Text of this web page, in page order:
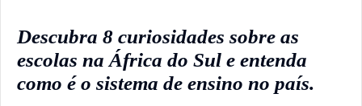
Descubra 8 curiosidades sobre as
escolas na África do Sul e entenda
como é o sistema de ensino no país.